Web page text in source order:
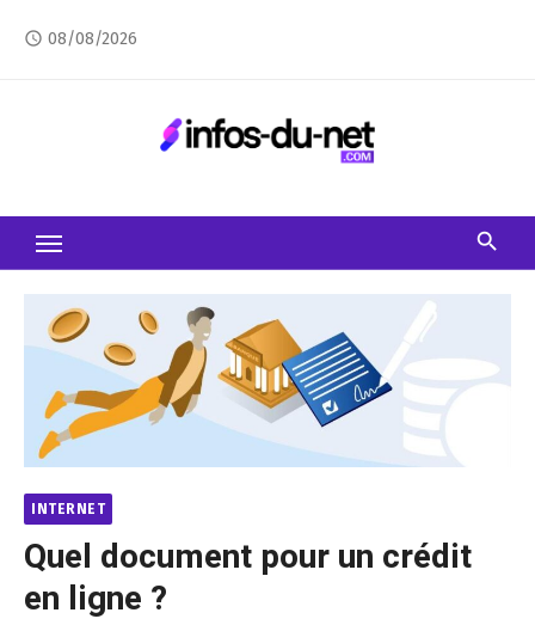
access_time 08/08/2026
INTERNET
Quel document pour un crédit
en ligne ?